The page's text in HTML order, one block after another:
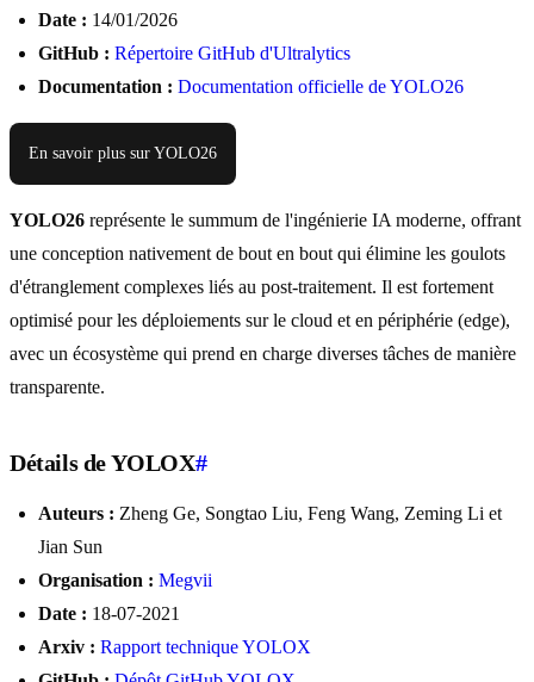
Date : 14/01/2026
GitHub : Répertoire GitHub d'Ultralytics
Documentation : Documentation officielle de YOLO26
En savoir plus sur YOLO26
YOLO26 représente le summum de l'ingénierie IA moderne, offrant
une conception nativement de bout en bout qui élimine les goulots
d'étranglement complexes liés au post-traitement. Il est fortement
optimisé pour les déploiements sur le cloud et en périphérie (edge),
avec un écosystème qui prend en charge diverses tâches de manière
transparente.
Détails de YOLOX#
Auteurs : Zheng Ge, Songtao Liu, Feng Wang, Zeming Li et
Jian Sun
Organisation : Megvii
Date : 18-07-2021
Arxiv : Rapport technique YOLOX